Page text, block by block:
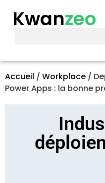
Kwanzeo
Accueil / Workplace /
Power Apps : la bonne